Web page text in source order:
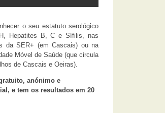
o seu estatuto serológico
Hepatites B, C e Sífilis, nas
da SER+ (em Cascais) ou na
Móvel de Saúde (que circula
de Cascais e Oeiras).
anónimo e
e tem os resultados em 20